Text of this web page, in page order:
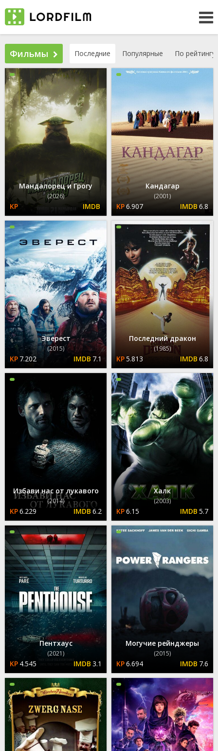
Фильмы Последние Популярные По рейтингу
Мандалорец и Грогу
(2026)
Кандагар
(2001)
6.907 6.8
Эверест
(2015)
7.202 7.1
Последний дракон
(1985)
5.813 6.8
Избави нас от лукавого
(2014)
6.229 6.2
Халк
(2003)
6.15 5.7
Пентхаус
(2021)
4.545 3.1
Могучие рейнджеры
(2015)
6.694 7.6